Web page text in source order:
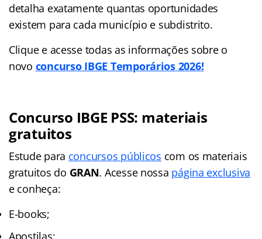
detalha exatamente quantas oportunidades
existem para cada município e subdistrito.
Clique e acesse todas as informações sobre o
novo concurso IBGE Temporários 2026!
Concurso IBGE PSS: materiais
gratuitos
Estude para concursos públicos com os materiais
gratuitos do GRAN. Acesse nossa página exclusiva
e conheça:
E-books;
Apostilas;